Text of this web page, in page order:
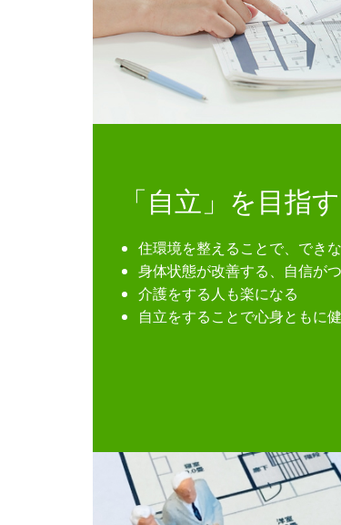
「自立」を目指
住環境を整えることで、でき
身体状態が改善する、自信がつ
介護をする人も楽になる
自立をすることで心身ともに